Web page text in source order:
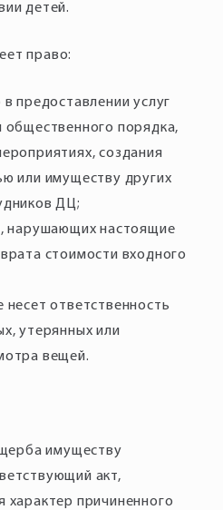
детей.
право:
предоставлении услуг
общественного порядка,
создания
или имуществу других
ДЦ;
нарушающих настоящие
стоимости входного
ответственность
утерянных или
вещей.
имуществу
акт,
характер причиненного